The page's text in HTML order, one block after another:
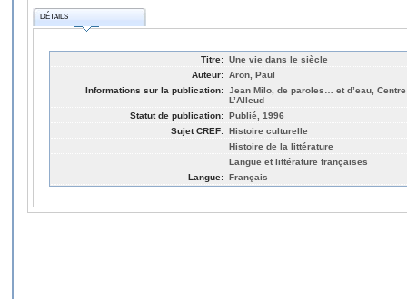
DÉTAILS
Titre: Une vie dans le siècle
Auteur: Aron, Paul
Informations sur la publication: Jean Milo, de paroles… et d’eau,
L’Alleud
Statut de publication: Publié, 1996
Sujet CREF: Histoire culturelle
Histoire de la littérature
Langue et littérature françaises
Langue: Français